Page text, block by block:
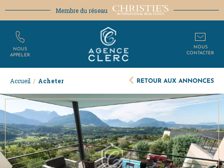
Accueil / Acheter RETOUR AUX ANNONCES
Membre du réseau
NOUS
APPELER
NOUS
CONTACTER